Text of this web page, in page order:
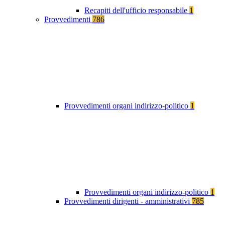
Recapiti dell'ufficio responsabile 1
Provvedimenti 786
Provvedimenti organi indirizzo-politico 1
Provvedimenti organi indirizzo-politico 1
Provvedimenti dirigenti - amministrativi 785